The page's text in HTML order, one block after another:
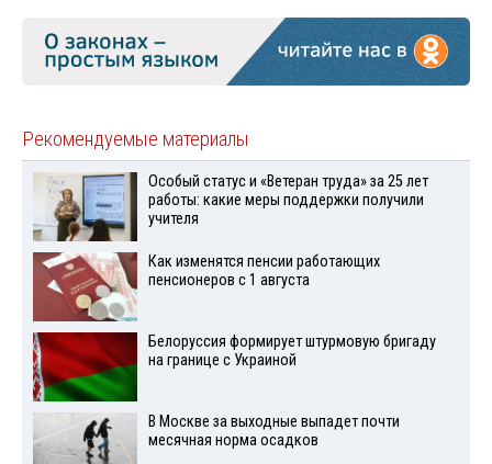
Рекомендуемые материалы
Особый статус и «Ветеран труда» за 25 лет
работы: какие меры поддержки получили
учителя
Как изменятся пенсии работающих
пенсионеров с 1 августа
Белоруссия формирует штурмовую бригаду
на границе с Украиной
В Москве за выходные выпадет почти
месячная норма осадков